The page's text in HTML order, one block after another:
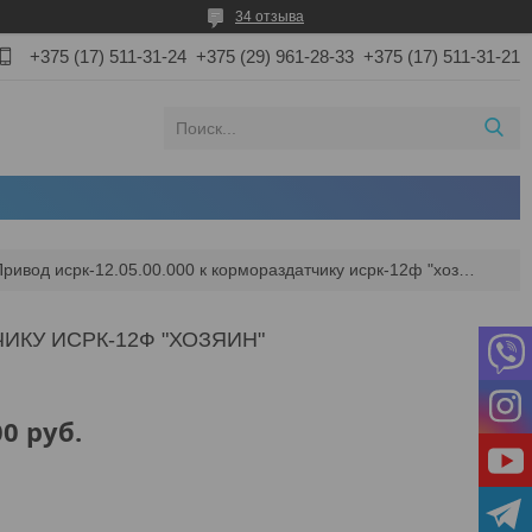
34 отзыва
+375 (17) 511-31-24 +375 (29) 961-28-33 +375 (17) 511-31-21
ИСРК-12Ф "ХОЗЯИН"
руб.